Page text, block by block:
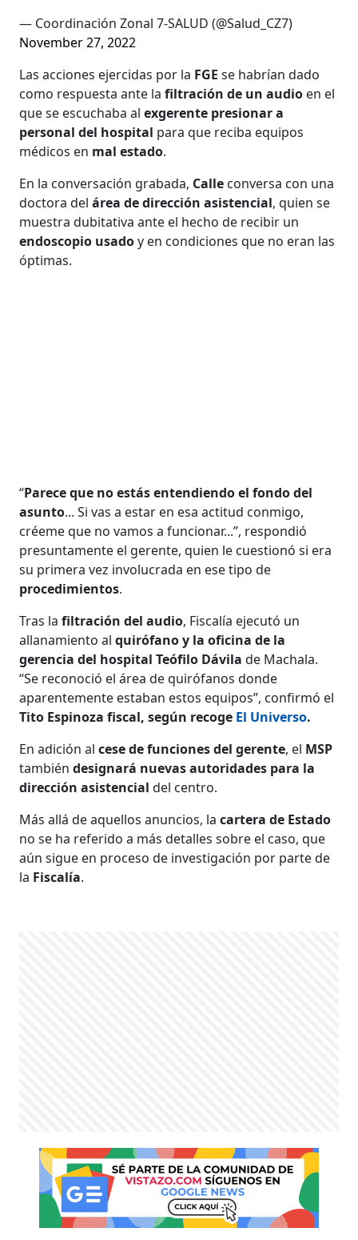
— Coordinación Zonal 7-SALUD (@Salud_CZ7)
November 27, 2022
Las acciones ejercidas por la FGE se habrían dado
como respuesta ante lafiltración de un audio en el
que se escuchaba alexgerente presionar a
personal del hospital para que reciba equipos
médicos en mal estado.
En la conversación grabada, Calle conversa con una
doctora delárea de dirección asistencial, quien se
muestra dubitativa ante el hecho de recibir un
endoscopio usadoy en condiciones que no eran las
óptimas.
“Parece que no estás entendiendo el fondo del
asunto... Si vas a estar en esa actitud conmigo,
créeme que no vamos a funcionar...”, respondió
presuntamente el gerente, quien le cuestionó si era
su primera vez involucrada en ese tipo de
procedimientos.
Tras la filtración del audio, Fiscalía ejecutó un
allanamiento alquirófano y la oficina de la
gerencia del hospital Teófilo Dávila de Machala.
“Se reconoció el área de quirófanos donde
aparentemente estaban estos equipos”, confirmó el
Tito Espinoza fiscal, según recoge El Universo.
En adición al cese de funciones del gerente, el MSP
tambiéndesignará nuevas autoridades para la
dirección asistencialdel centro.
Más allá de aquellos anuncios, lacartera de Estado
no se ha referido a más detalles sobre el caso, que
aún sigue en proceso de investigación por parte de
la Fiscalía.